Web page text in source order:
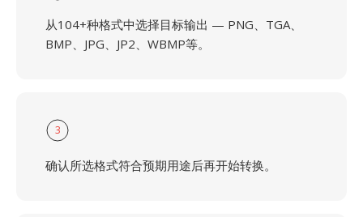
从104+种格式中选择目标输出 — PNG、TGA、
BMP、JPG、JP2、WBMP等。
3
确认所选格式符合预期用途后再开始转换。